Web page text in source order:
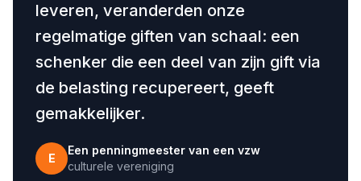
leveren, veranderden onze
regelmatige giften van schaal: een
schenker die een deel van zijn gift via
de belasting recupereert, geeft
gemakkelijker.
E
Een penningmeester van een vzw
culturele vereniging